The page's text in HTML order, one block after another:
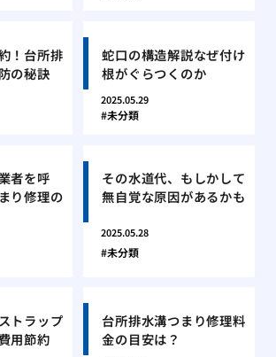
！台所排
の秘訣
蛇口の構造解説なぜ付け
根がぐらつくのか
2025.05.29
未分類
者を呼
り修理の
その水道代、もしかして
無自覚な原因があるかも
2025.05.28
未分類
トラップ
用節約
台所排水溝つまり修理料
金の目安は？